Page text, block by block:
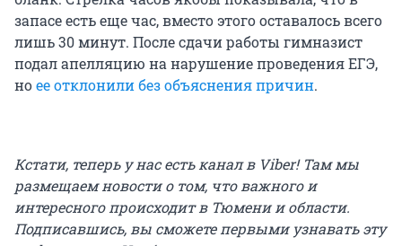
запасе есть еще час, вместо этого оставалось всего
лишь 30 минут. После сдачи работы гимназист
подал апелляцию на нарушение проведения ЕГЭ,
ноее отклонили без объяснения причин.
Кстати, теперь у нас есть канал в Viber! Там мы
размещаем новости о том, что важного и
интересного происходит в Тюмени и области.
Подписавшись, вы сможете первыми узнавать эту